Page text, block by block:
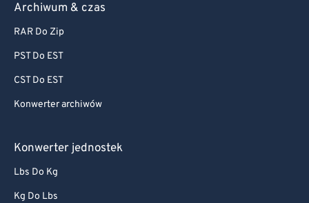
Archiwum & czas
RAR Do Zip
PST Do EST
CST Do EST
Konwerter archiwów
Konwerter jednostek
Lbs Do Kg
Kg Do Lbs